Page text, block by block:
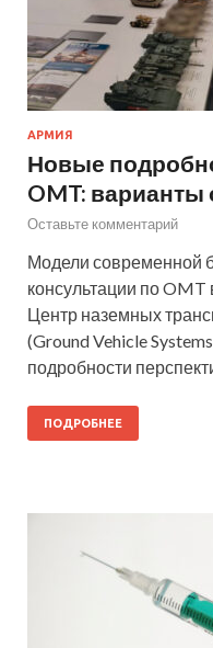
АРМИЯ
Новые
OMT: варианты
Оставьте комментарий
Модели современной
консультации по
Центр наземных
(Ground Vehicle
подробности
ПОДРОБНЕЕ